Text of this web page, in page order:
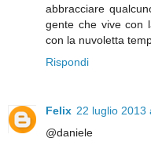
abbracciare
gente che vive con
con la nuvoletta
Rispondi
Felix 22 luglio 2013
@daniele